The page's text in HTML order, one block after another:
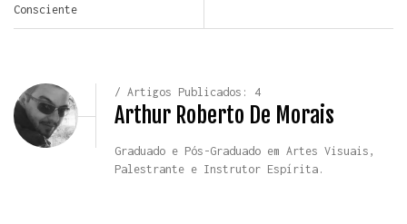
Consciente
/ Artigos Publicados: 4
Arthur Roberto De Morais
Graduado e Pós-Graduado em Artes Visuais,
Palestrante e Instrutor Espírita.